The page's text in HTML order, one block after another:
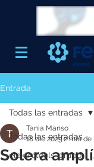
Entrada
Todas las entradas
elektrotools-grupo
Todas las entradas
Solera
Tania Manso
18 dic 20252 min de